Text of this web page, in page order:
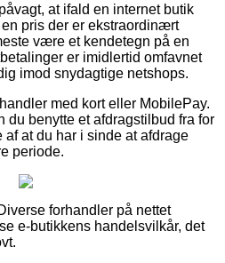
at ifald en internet butik
pris der er ekstraordinært
være et kendetegn på en
er imidlertid omfavnet
imod snydagtige netshops.
med kort eller MobilePay.
du benytte et afdragstilbud fra for
at du har i sinde at afdrage
periode.
forhandler på nettet
e-butikkens handelsvilkår, det